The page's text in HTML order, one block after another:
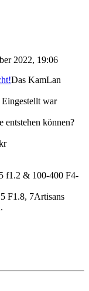
2022, 19:06
Das KamLan
Eingestellt war
entstehen können?
f1.2 & 100-400 F4-
F1.8, 7Artisans